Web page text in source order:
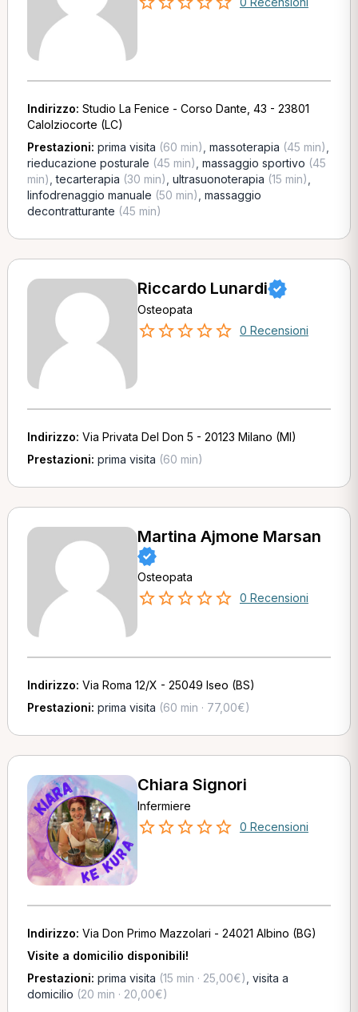
Indirizzo: Studio La Fenice - Corso Dante, 43 - 23801
Calolziocorte (LC)
Prestazioni: prima visita (60 min) massoterapia (45 min)
rieducazione posturale (45 min) massaggio sportivo (45
min) ,tecarterapia (30 min) ultrasuonoterapia (15 min)
linfodrenaggio manuale (50 min) massaggio
decontratturante (45 min)
Riccardo Lunardi
Osteopata
0 Recensioni
Indirizzo: Via Privata Del Don 5 - 20123 Milano (MI)
Prestazioni: prima visita (60 min)
Martina Ajmone Marsan
Osteopata
0 Recensioni
Indirizzo: Via Roma 12/X - 25049 Iseo (BS)
Prestazioni: prima visita (60 min · 77,00€)
Chiara Signori
Infermiere
0 Recensioni
Indirizzo: Via Don Primo Mazzolari - 24021 Albino (BG)
Visite a domicilio disponibili!
Prestazioni: prima visita (15 min · 25,00€) visita a
domicilio (20 min · 20,00€)